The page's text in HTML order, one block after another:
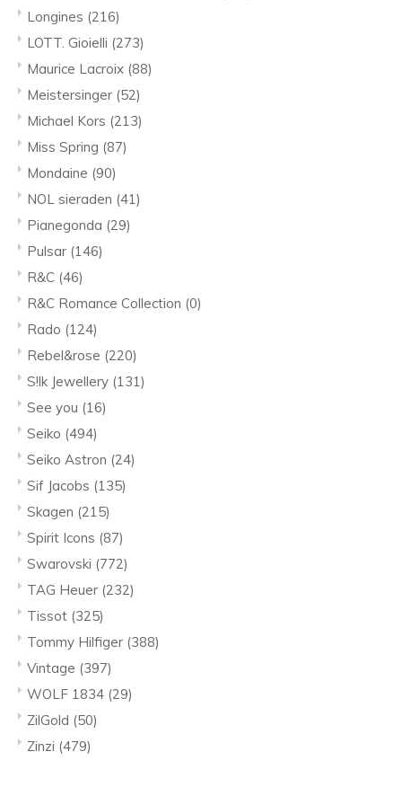
Longines (216)
LOTT. Gioielli (273)
Maurice Lacroix (88)
Meistersinger (52)
Michael Kors (213)
Miss Spring (87)
Mondaine (90)
NOL sieraden (41)
Pianegonda (29)
Pulsar (146)
R&C (46)
R&C Romance Collection (0)
Rado (124)
Rebel&rose (220)
S!lk Jewellery (131)
See you (16)
Seiko (494)
Seiko Astron (24)
Sif Jacobs (135)
Skagen (215)
Spirit Icons (87)
Swarovski (772)
TAG Heuer (232)
Tissot (325)
Tommy Hilfiger (388)
Vintage (397)
WOLF 1834 (29)
ZilGold (50)
Zinzi (479)